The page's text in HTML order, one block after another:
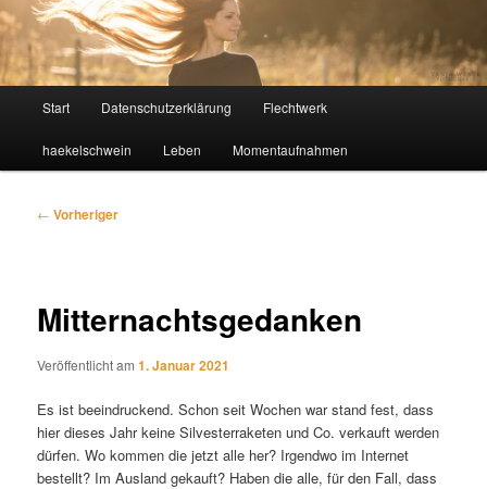
Start Datenschutzerklärung Flechtwerk
haekelschwein Leben Momentaufnahmen
Beitragsnavigation
← Vorheriger
Mitternachtsgedanken
Veröffentlicht am1. Januar 2021
Es ist beeindruckend. Schon seit Wochen war stand fest, dass
hier dieses Jahr keine Silvesterraketen und Co. verkauft werden
dürfen. Wo kommen die jetzt alle her? Irgendwo im Internet
bestellt? Im Ausland gekauft? Haben die alle, für den Fall, dass